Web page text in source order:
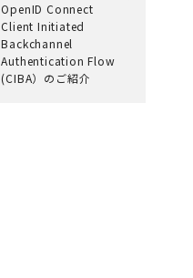
OpenID Connect
Client Initiated
Backchannel
Authentication Flow
(CIBA）のご紹介